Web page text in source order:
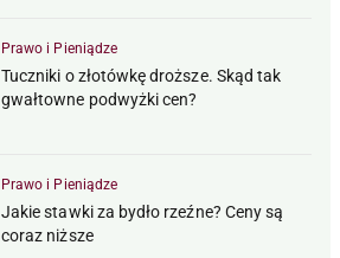
Prawo i Pieniądze
Tuczniki o złotówkę droższe. Skąd tak
gwałtowne podwyżki cen?
Prawo i Pieniądze
Jakie stawki za bydło rzeźne? Ceny są
coraz niższe